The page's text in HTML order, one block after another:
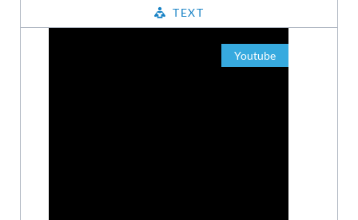
TEXT
Youtube